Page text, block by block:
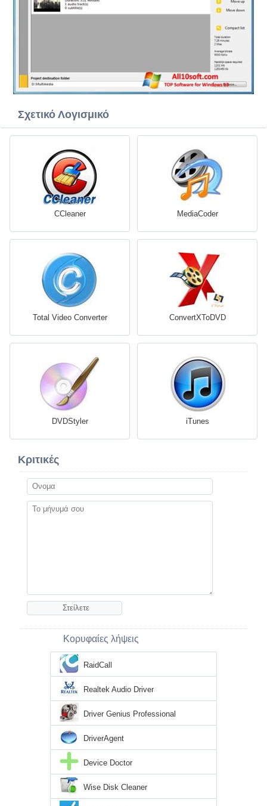
Σχετικό Λογισμικό
CCleaner MediaCoder
Total Video Converter ConvertXToDVD
DVDStyler iTunes
Κριτικές
Κορυφαίες λήψεις
RaidCall
Realtek Audio Driver
Driver Genius Professional
DriverAgent
Device Doctor
Wise Disk Cleaner